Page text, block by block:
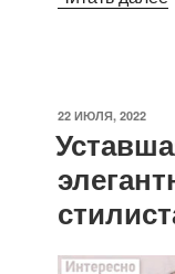
ОПУБЛИКОВАНО
22 ИЮЛЯ, 2022